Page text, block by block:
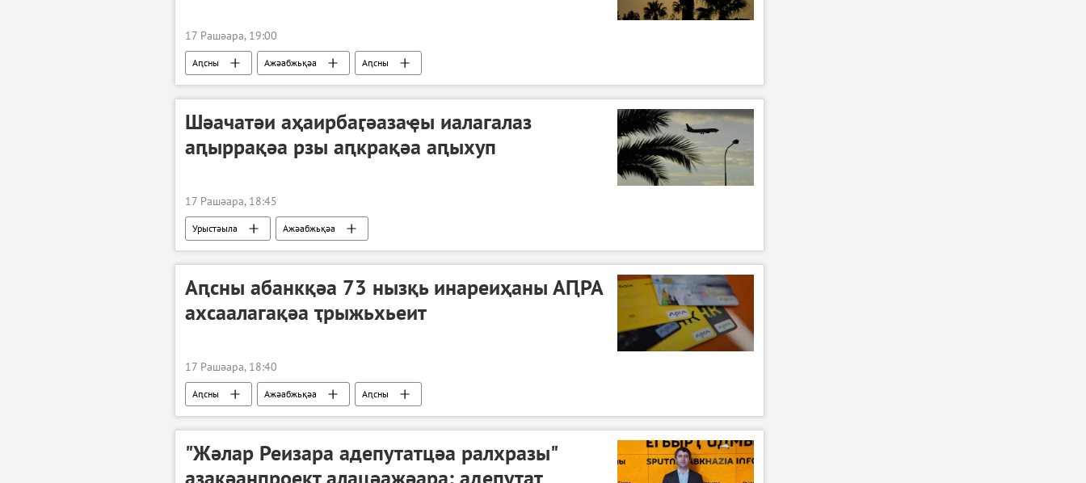
17 Рашәара, 19:00
Аԥсны Ажәабжьқәа Аԥсны
Шәачатәи аҳаирбаӷәазаҿы иалагалаз
аԥыррақәа рзы аԥкрақәа аԥыхуп
17 Рашәара, 18:45
Урыстәыла Ажәабжьқәа
Аԥсны абанкқәа 73 нызқь инареиҳаны АԤРА
ахсаалагақәа ҭрыжьхьеит
17 Рашәара, 18:40
Аԥсны Ажәабжьқәа Аԥсны
"Жәлар Реизара адепутатцәа ралхразы"